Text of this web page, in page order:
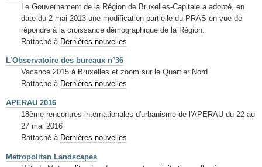
Le Gouvernement de la Région de Bruxelles-Capitale a adopté, en
date du 2 mai 2013 une modification partielle du PRAS en vue de
répondre à la croissance démographique de la Région.
Rattaché à Dernières nouvelles
L’Observatoire des bureaux n°36
Vacance 2015 à Bruxelles et zoom sur le Quartier Nord
Rattaché à Dernières nouvelles
APERAU 2016
18ème rencontres internationales d'urbanisme de l'APERAU du 22 au
27 mai 2016
Rattaché à Dernières nouvelles
Metropolitan Landscapes